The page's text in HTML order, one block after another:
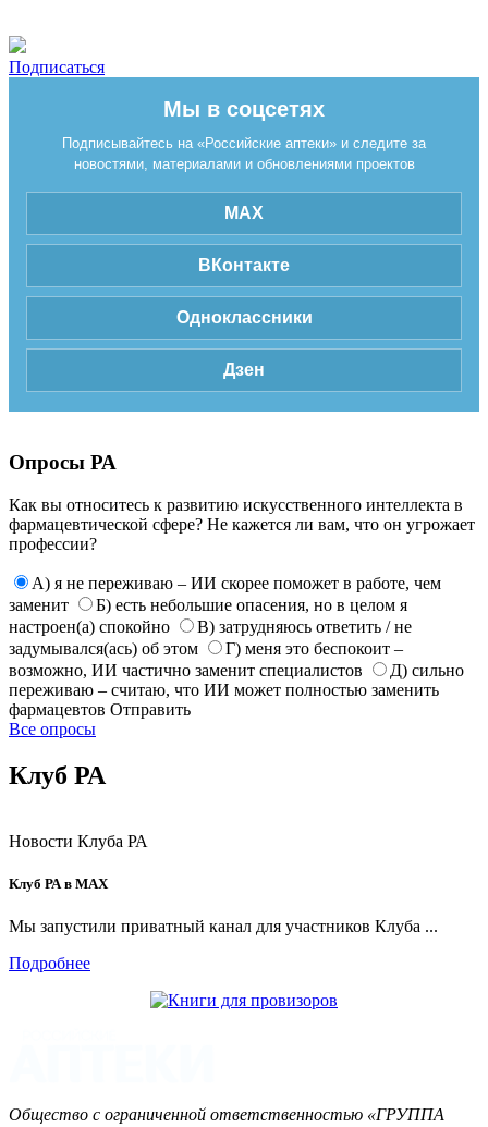
Подписаться
Мы в соцсетях
Подписывайтесь на «Российские аптеки» и следите за
новостями, материалами и обновлениями проектов
MAX
ВКонтакте
Одноклассники
Дзен
Опросы РА
Как вы относитесь к развитию искусственного интеллекта в
фармацевтической сфере? Не кажется ли вам, что он угрожает
профессии?
А) я не переживаю – ИИ скорее поможет в работе, чем
заменит
Б) есть небольшие опасения, но в целом я
настроен(а) спокойно
В) затрудняюсь ответить / не
задумывался(ась) об этом
Г) меня это беспокоит –
возможно, ИИ частично заменит специалистов
Д) сильно
переживаю – считаю, что ИИ может полностью заменить
фармацевтов Отправить
Все опросы
Клуб РА
Новости Клуба РА
Клуб РА в MAX
Мы запустили приватный канал для участников Клуба ...
Подробнее
Общество с ограниченной ответственностью «ГРУППА